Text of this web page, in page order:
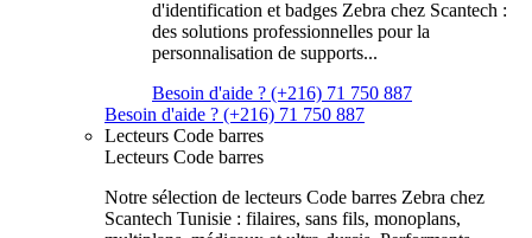
d'identification et badges Zebra chez Scantech :
des solutions professionnelles pour la
personnalisation de supports...
Besoin d'aide ? (+216) 71 750 887
Besoin d'aide ? (+216) 71 750 887
Lecteurs Code barres
Lecteurs Code barres
Notre sélection de lecteurs Code barres Zebra chez
Scantech Tunisie : filaires, sans fils, monoplans,